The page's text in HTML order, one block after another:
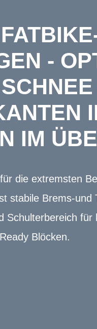
-
IM
die extremsten
stabile Brems-
Schulterbereich
Blöcken.